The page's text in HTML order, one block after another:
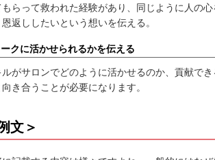
らって救われた経験があり、同じように人の
返ししたいという想いを伝える。
クに活かせられるかを伝える
がサロンでどのように活かせるのか、貢献で
き合うことが必要になります。
文＞